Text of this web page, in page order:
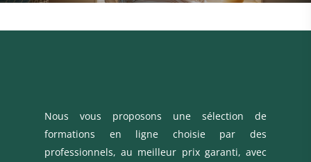
Nous vous proposons une sélection de
formations en ligne choisie par des
professionnels, au meilleur prix garanti, avec